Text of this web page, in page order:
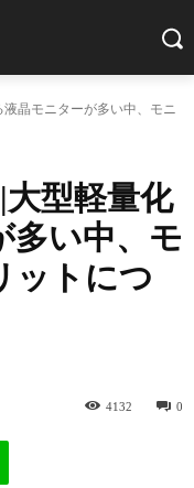
液晶モニターが多い中、モニ
大型軽量化
多い中、モ
ットにつ
0
4132